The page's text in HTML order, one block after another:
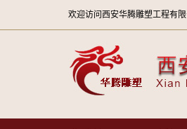
欢迎访问西安华腾雕塑工程有限